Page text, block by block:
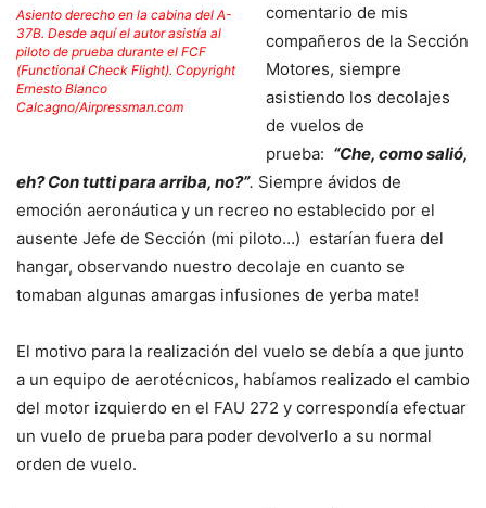
Asiento derecho en la cabina del A-
37B. Desde aquí el autor asistía al
piloto de prueba durante el FCF
(Functional Check Flight). Copyright
Ernesto Blanco
Calcagno/Airpressman.com
comentario de mis
compañeros de la Sección
Motores, siempre
asistiendo los decolajes
de vuelos de
prueba: “Che, como salió,
eh? Con tutti para arriba, no?”. Siempre ávidos de
emoción aeronáutica y un recreo no establecido por el
ausente Jefe de Sección (mi piloto…) estarían fuera del
hangar, observando nuestro decolaje en cuanto se
tomaban algunas amargas infusiones de yerba mate!
El motivo para la realización del vuelo se debía a que junto
a un equipo de aerotécnicos, habíamos realizado el cambio
del motor izquierdo en el FAU 272 y correspondía efectuar
un vuelo de prueba para poder devolverlo a su normal
orden de vuelo.